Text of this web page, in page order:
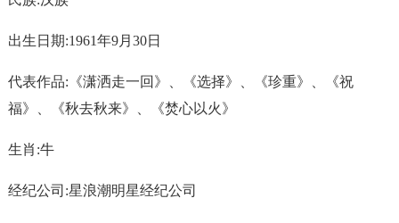
出生日期:1961年9月30日
代表作品:《潇洒走一回》、《选择》、《珍重》、《祝
福》、《秋去秋来》、《焚心以火》
生肖:牛
经纪公司:星浪潮明星经纪公司